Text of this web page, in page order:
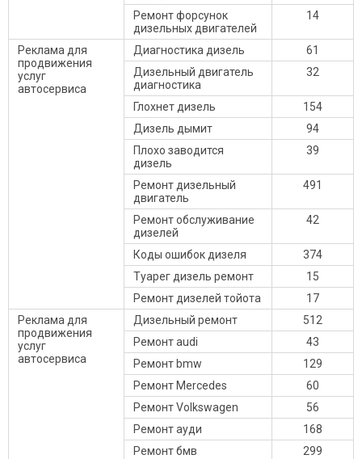
Ремонт форсунок
дизельных двигателей
14
Реклама для
продвижения
услуг
автосервиса
Диагностика дизель
61
Дизельный двигатель
диагностика
32
Глохнет дизель
154
Дизель дымит
94
Плохо заводится
дизель
39
Ремонт дизельный
двигатель
491
Ремонт обслуживание
дизелей
42
Коды ошибок дизеля
374
Туарег дизель ремонт
15
Ремонт дизелей тойота
17
Реклама для
продвижения
услуг
автосервиса
Дизельный ремонт
512
Ремонт audi
43
Ремонт bmw
129
Ремонт Mercedes
60
Ремонт Volkswagen
56
Ремонт ауди
168
Ремонт бмв
299